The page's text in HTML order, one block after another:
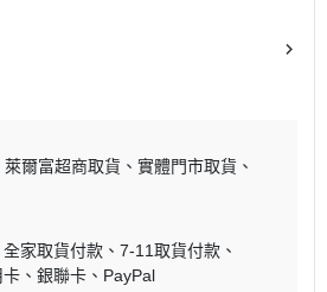
萊爾富超商取貨
實體門市取貨
全家取貨付款
7-11取貨付款
卡 銀聯卡 PayPal